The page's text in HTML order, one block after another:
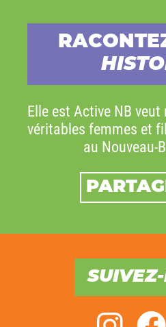
Elle est Active NB
véritables femmes et
au Nouveau-